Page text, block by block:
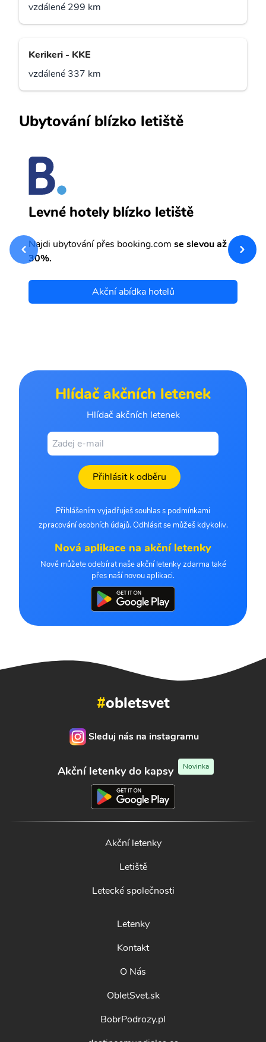
vzdálené 299 km
Kerikeri - KKE
vzdálené 337 km
Ubytování blízko letiště
Levné hotely blízko letiště
Najdi ubytování přes booking.com se slevou až
30%.
Akční abídka hotelů
Hlídač akčních letenek
Hlídač akčních letenek
Přihlásit k odběru
Přihlášením vyjadřuješ souhlas s podmínkami
zpracování osobních údajů. Odhlásit se můžeš kdykoliv.
Nová aplikace na akční letenky
Nově můžete odebírat naše akční letenky zdarma také
přes naší novou aplikaci.
#obletsvet
Sleduj nás na instagramu
Akční letenky do kapsy Novinka
Akční letenky
Letiště
Letecké společnosti
Letenky
Kontakt
O Nás
ObletSvet.sk
BobrPodrozy.pl